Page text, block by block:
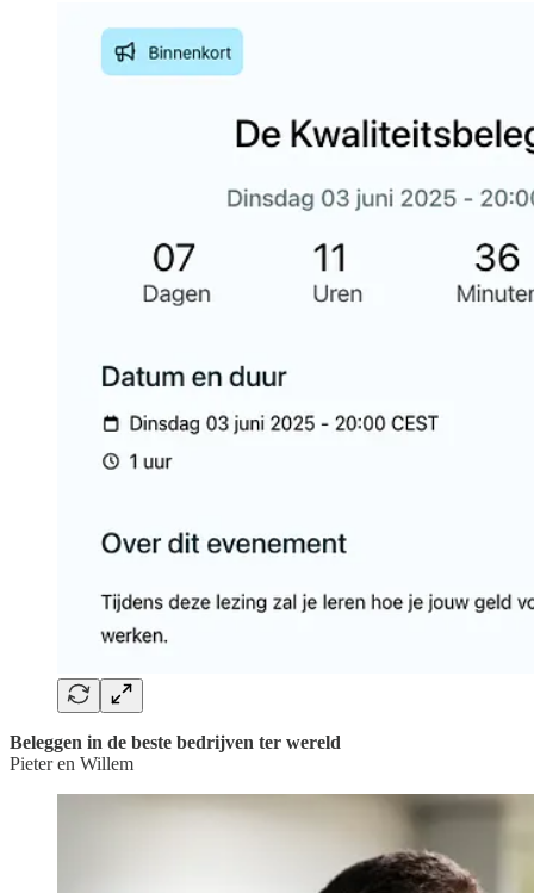
Beleggen in de beste bedrijven ter wereld
Pieter en Willem